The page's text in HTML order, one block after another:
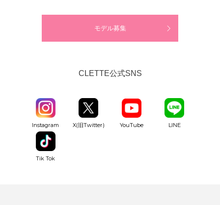
モデル募集
CLETTE公式SNS
Instagram X(旧Twitter) YouTube LINE
Tik Tok